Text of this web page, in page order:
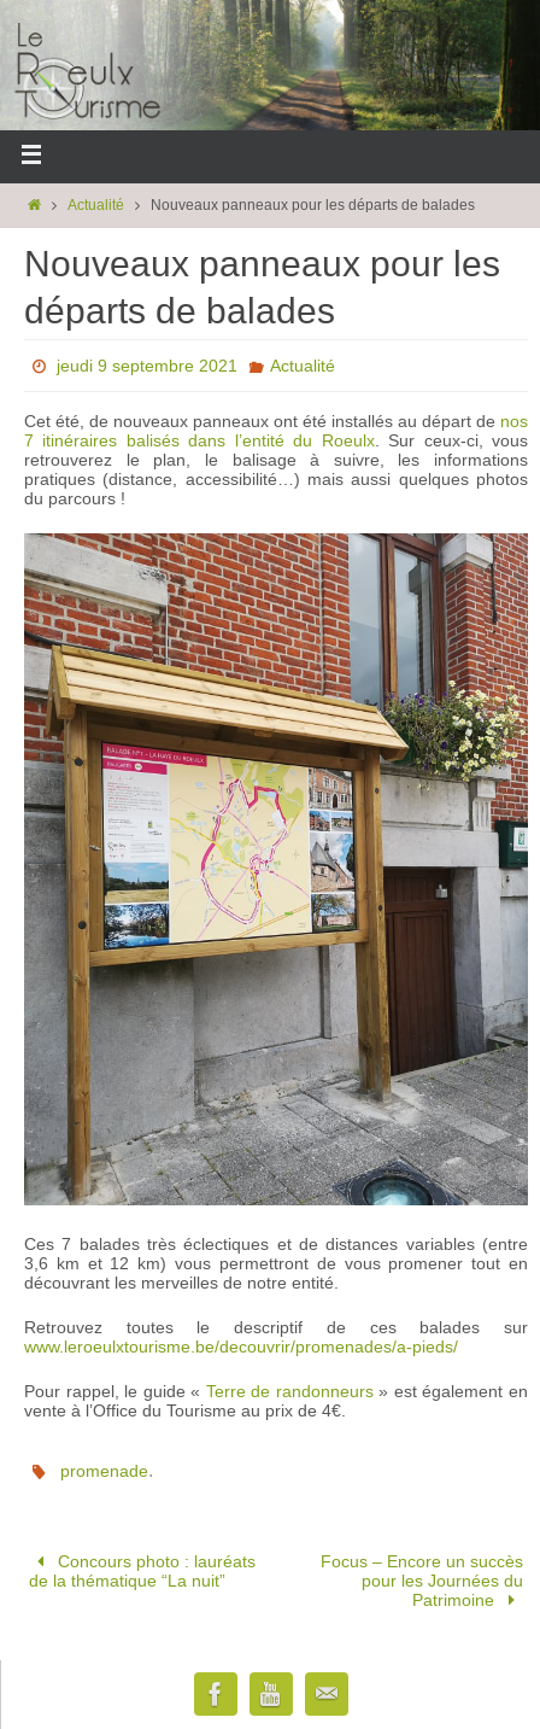
Actualité Nouveaux panneaux pour les départs de balades
Nouveaux panneaux pour les
départs de balades
jeudi 9 septembre 2021 Actualité
Cet été, de nouveaux panneaux ont été installés au départ de nos
7 itinéraires balisés dans l’entité du Roeulx. Sur ceux-ci, vous
retrouverez le plan, le balisage à suivre, les informations
pratiques (distance, accessibilité…) mais aussi quelques photos
du parcours !
Ces 7 balades très éclectiques et de distances variables (entre
3,6 km et 12 km) vous permettront de vous promener tout en
découvrant les merveilles de notre entité.
Retrouvez toutes le descriptif de ces balades sur
www.leroeulxtourisme.be/decouvrir/promenades/a-pieds/
Pour rappel, le guide « Terre de randonneurs» est également en
vente à l’Office du Tourisme au prix de 4€.
promenade.
Concours photo : lauréats
de la thématique “La nuit”
Focus – Encore un succès
pour les Journées du
Patrimoine